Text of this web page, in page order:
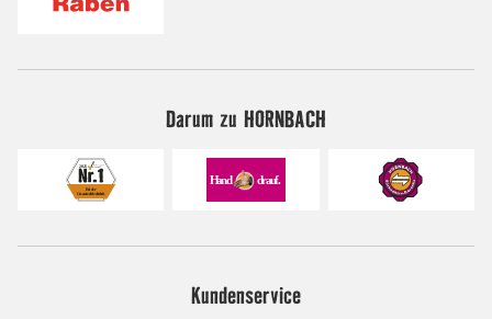
Darum zu HORNBACH
Kundenservice